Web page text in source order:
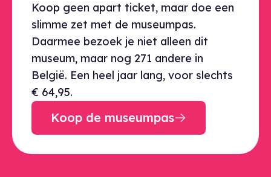
Koop geen apart ticket, maar doe een
slimme zet met de museumpas.
Daarmee bezoek je niet alleen dit
museum, maar nog 271 andere in
België. Een heel jaar lang, voor slechts
€ 64,95.
Koop de museumpas